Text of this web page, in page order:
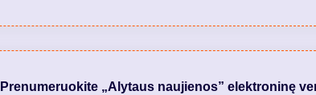
Prenumeruokite „Alytaus naujienos” elektroninę